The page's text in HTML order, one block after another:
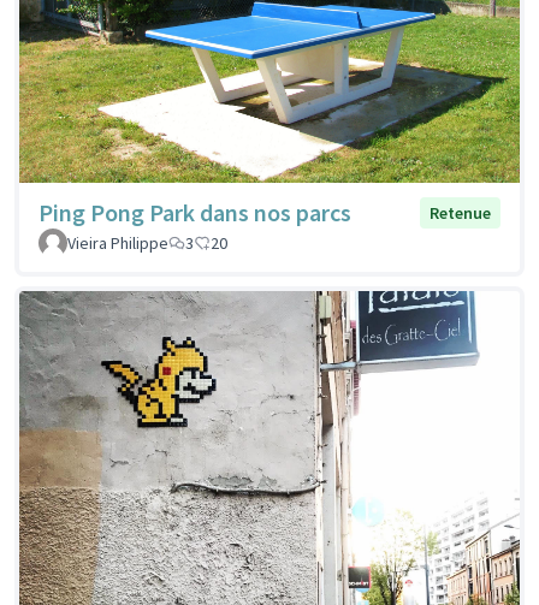
Ping Pong Park dans nos parcs
Retenue
Vieira Philippe
3 20